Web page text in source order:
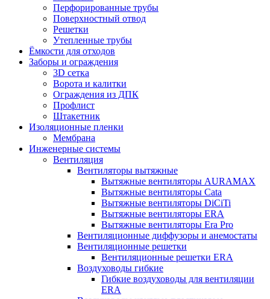
Перфорированные трубы
Поверхностный отвод
Решетки
Утепленные трубы
Ёмкости для отходов
Заборы и ограждения
3D сетка
Ворота и калитки
Ограждения из ДПК
Профлист
Штакетник
Изоляционные пленки
Мембрана
Инженерные системы
Вентиляция
Вентиляторы вытяжные
Вытяжные вентиляторы AURAMAX
Вытяжные вентиляторы Cata
Вытяжные вентиляторы DiCiTi
Вытяжные вентиляторы ERA
Вытяжные вентиляторы Era Pro
Вентиляционные диффузоры и анемостаты
Вентиляционные решетки
Вентиляционные решетки ERA
Воздуховоды гибкие
Гибкие воздуховоды для вентиляции
ERA